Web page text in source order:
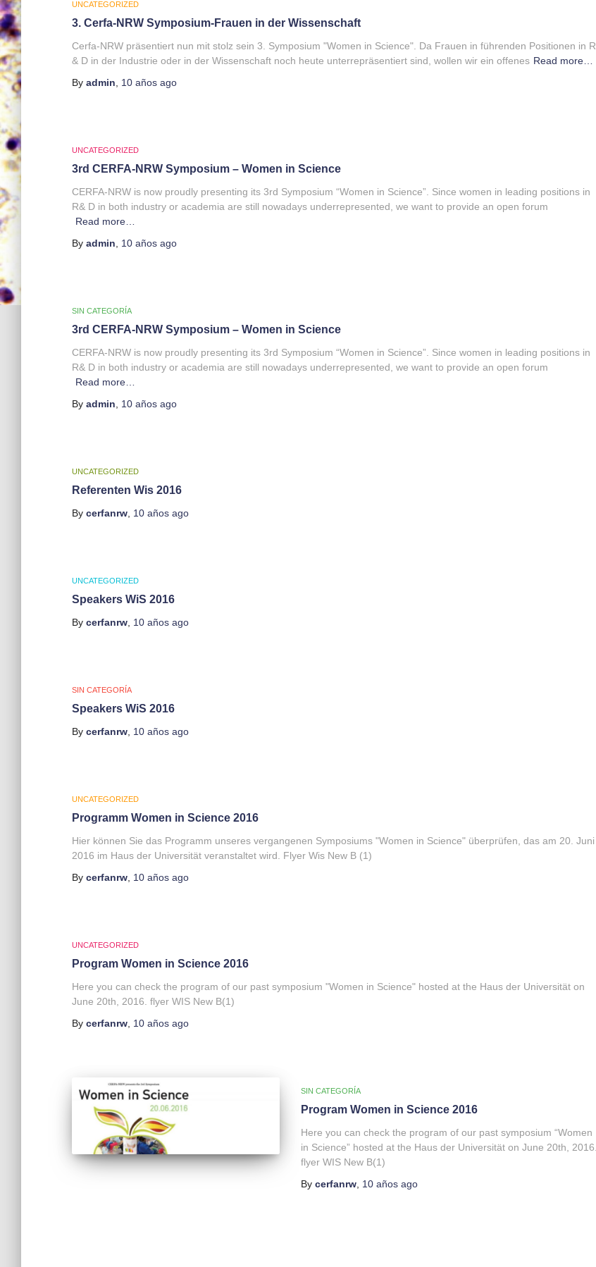
UNCATEGORIZED
3. Cerfa-NRW Symposium-Frauen in der Wissenschaft
Cerfa-NRW präsentiert nun mit stolz sein 3. Symposium "Women in Science". Da Frauen in führenden Positionen in R
& D in der Industrie oder in der Wissenschaft noch heute unterrepräsentiert sind, wollen wir ein offenes Read more…
By admin 10 años ago
UNCATEGORIZED
3rd CERFA-NRW Symposium – Women in Science
CERFA-NRW is now proudly presenting its 3rd Symposium “Women in Science”. Since women in leading positions in
R& D in both industry or academia are still nowadays underrepresented, we want to provide an open forum
Read more…
By admin 10 años ago
SIN CATEGORÍA
3rd CERFA-NRW Symposium – Women in Science
CERFA-NRW is now proudly presenting its 3rd Symposium “Women in Science”. Since women in leading positions in
R& D in both industry or academia are still nowadays underrepresented, we want to provide an open forum
Read more…
By admin 10 años ago
UNCATEGORIZED
Referenten Wis 2016
By cerfanrw 10 años ago
UNCATEGORIZED
Speakers WiS 2016
By cerfanrw 10 años ago
SIN CATEGORÍA
Speakers WiS 2016
By cerfanrw 10 años ago
UNCATEGORIZED
Programm Women in Science 2016
Hier können Sie das Programm unseres vergangenen Symposiums "Women in Science" überprüfen, das am 20. Juni
2016 im Haus der Universität veranstaltet wird. Flyer Wis New B (1)
By cerfanrw 10 años ago
UNCATEGORIZED
Program Women in Science 2016
Here you can check the program of our past symposium "Women in Science" hosted at the Haus der Universität on
June 20th, 2016. flyer WIS New B(1)
By cerfanrw 10 años ago
SIN CATEGORÍA
Program Women in Science 2016
Here you can check the program of our past symposium “Women
in Science” hosted at the Haus der Universität on June 20th, 2016.
flyer WIS New B(1)
By cerfanrw 10 años ago